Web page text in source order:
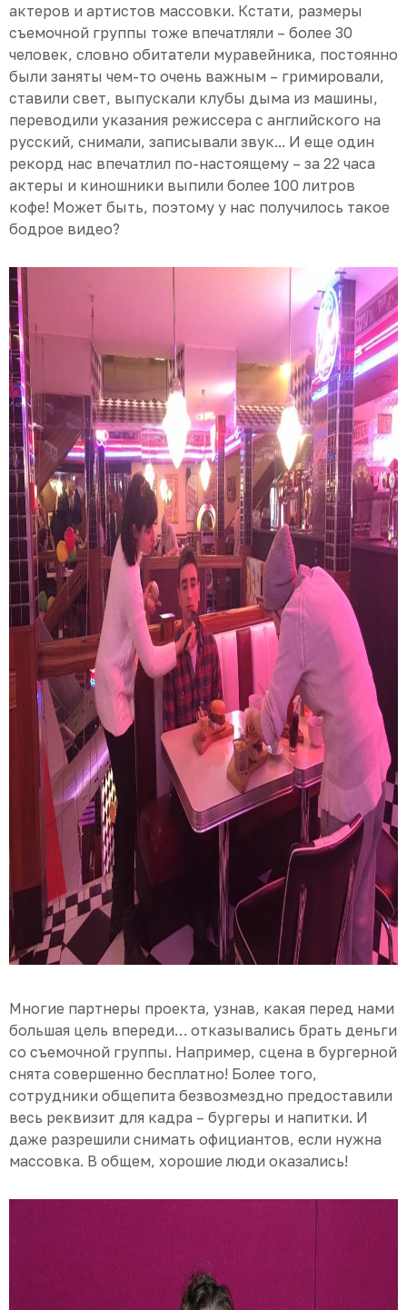
актеров и артистов массовки. Кстати, размеры
съемочной группы тоже впечатляли – более 30
человек, словно обитатели муравейника, постоянно
были заняты чем-то очень важным – гримировали,
ставили свет, выпускали клубы дыма из машины,
переводили указания режиссера с английского на
русский, снимали, записывали звук... И еще один
рекорд нас впечатлил по-настоящему – за 22 часа
актеры и киношники выпили более 100 литров
кофе! Может быть, поэтому у нас получилось такое
бодрое видео?
Многие партнеры проекта, узнав, какая перед нами
большая цель впереди… отказывались брать деньги
со съемочной группы. Например, сцена в бургерной
снята совершенно бесплатно! Более того,
сотрудники общепита безвозмездно предоставили
весь реквизит для кадра – бургеры и напитки. И
даже разрешили снимать официантов, если нужна
массовка. В общем, хорошие люди оказались!